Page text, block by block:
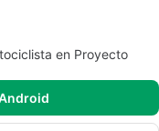
en Proyecto